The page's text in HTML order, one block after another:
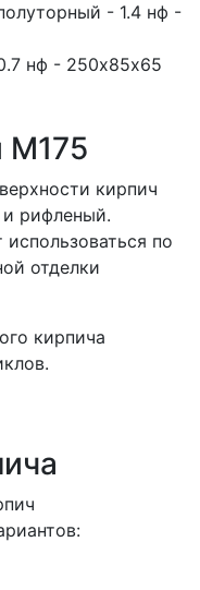
- 1.4 нф -
нф - 250х85х65
М175
кирпич
и рифленый.
по
отделки
кирпича